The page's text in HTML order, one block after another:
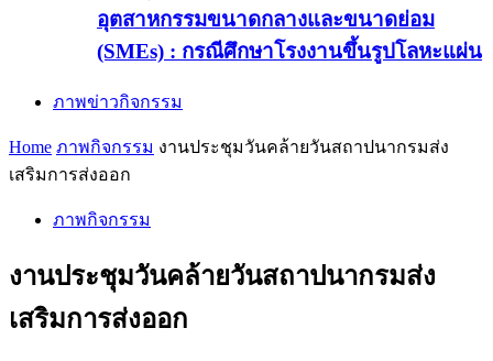
อุตสาหกรรมขนาดกลางและขนาดย่อม
(SMEs) : กรณีศึกษาโรงงานขึ้นรูปโลหะแผ่น
ภาพข่าวกิจกรรม
Home ภาพกิจกรรม งานประชุมวันคล้ายวันสถาปนากรมส่ง
เสริมการส่งออก
ภาพกิจกรรม
งานประชุมวันคล้ายวันสถาปนากรมส่ง
เสริมการส่งออก